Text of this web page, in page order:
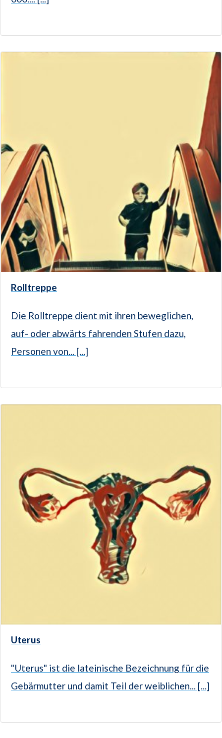
Rolltreppe
Die Rolltreppe dient mit ihren beweglichen,
auf- oder abwärts fahrenden Stufen dazu,
Personen von... [...]
Uterus
"Uterus" ist die lateinische Bezeichnung für die
Gebärmutter und damit Teil der weiblichen... [...]